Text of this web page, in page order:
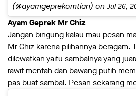
(@ayamgeprekomtian) on Jul 26,
Ayam Geprek Mr Chiz
Jangan bingung kalau mau pesan
Mr Chiz karena pilihannya beragam.
dilewatkan yaitu sambalnya yang
rawit mentah dan bawang putih
pas buat sambal. Pesan sekarang